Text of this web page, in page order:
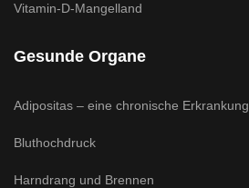
Vitamin-D-Mangelland
Gesunde Organe
Adipositas – eine chronische Erkrankung
Bluthochdruck
Harndrang und Brennen